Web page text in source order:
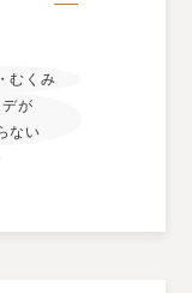
むくみ
が
ない